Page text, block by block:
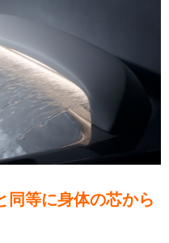
同等に身体の芯から